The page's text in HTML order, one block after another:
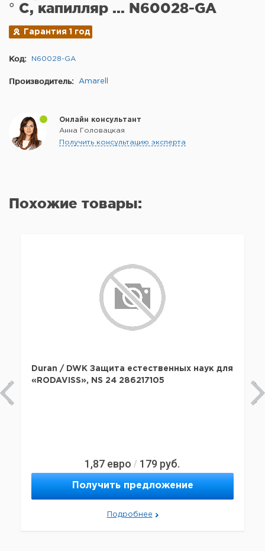
° C, капилляр ... N60028-GA
Гарантия 1 год
Код: N60028-GA
Производитель: Amarell
Онлайн консультант
Анна Головацкая
Получить консультацию эксперта
Похожие товары:
Duran / DWK Защита естественных наук для
«RODAVISS», NS 24 286217105
1,87 евро / 179 руб.
Получить предложение
Подробнее